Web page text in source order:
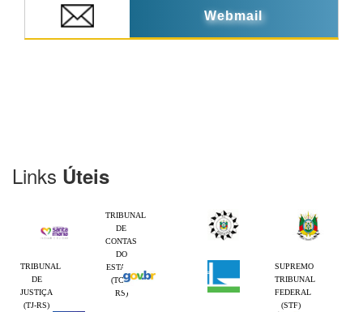
Webmail
Links Úteis
TRIBUNAL
DE
CONTAS
DO
ESTADO
(TCE-
RS)
TRIBUNAL
DE
JUSTIÇA
(TJ-RS)
SUPREMO
TRIBUNAL
FEDERAL
(STF)